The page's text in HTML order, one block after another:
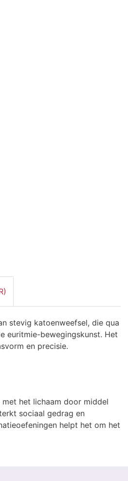
stevig katoenweefsel, die qua
euritmie-bewegingskunst. Het
en precisie.
het lichaam door middel
sociaal gedrag en
helpt het om het